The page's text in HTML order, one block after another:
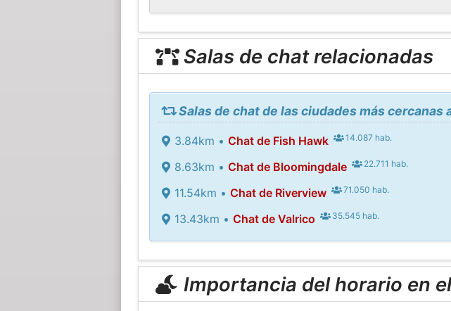
Salas de chat relacionadas
Salas de chat de las ciudades más cercanas
3.84km • Chat de Fish Hawk 14.087 hab.
8.63km • Chat de Bloomingdale 22.711 hab.
11.54km • Chat de Riverview 71.050 hab.
13.43km • Chat de Valrico 35.545 hab.
Importancia del horario en